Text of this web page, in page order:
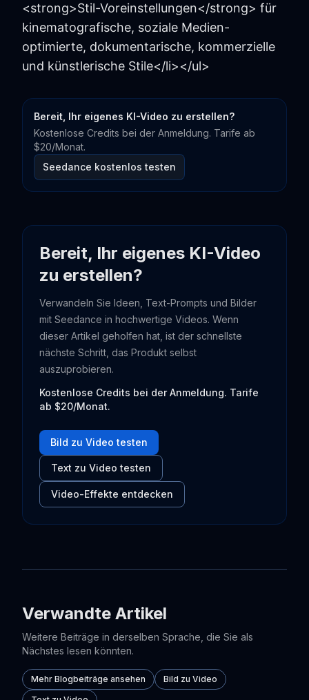
<strong>Stil-Voreinstellungen</strong> für
kinematografische, soziale Medien-
optimierte, dokumentarische, kommerzielle
und künstlerische Stile</li></ul>
Bereit, Ihr eigenes KI-Video zu erstellen?
Kostenlose Credits bei der Anmeldung. Tarife ab
$20/Monat.
Seedance kostenlos testen
Bereit, Ihr eigenes KI-Video
zu erstellen?
Verwandeln Sie Ideen, Text-Prompts und Bilder
mit Seedance in hochwertige Videos. Wenn
dieser Artikel geholfen hat, ist der schnellste
nächste Schritt, das Produkt selbst
auszuprobieren.
Kostenlose Credits bei der Anmeldung. Tarife
ab $20/Monat.
Bild zu Video testen
Text zu Video testen
Video-Effekte entdecken
Verwandte Artikel
Weitere Beiträge in derselben Sprache, die Sie als
Nächstes lesen könnten.
Mehr Blogbeiträge ansehen
Bild zu Video